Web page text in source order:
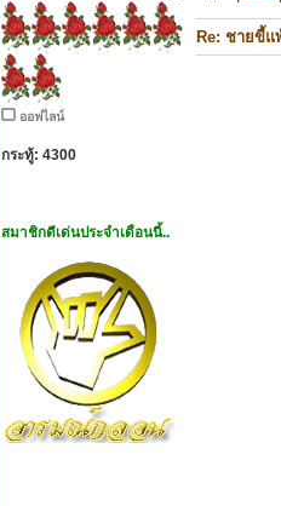
ออฟไลน์
กระทู้: 4300
สมาชิกดีเด่นประจำเดือนนี้..
Re: ชายขี้แ